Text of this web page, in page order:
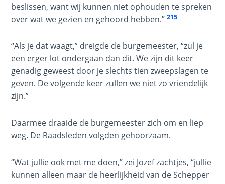
Hebrews:
Immigrating
Old
Covenant to
the New
James
to the
Tribes
Epistle of
John: The
beslissen, want wij kunnen niet ophouden te spreken
over wat we gezien en gehoord hebben.”215
“Als je dat waagt,” dreigde de burgemeester, “zul je
een erger lot ondergaan dan dit. We zijn dit keer
genadig geweest door je slechts tien zweepslagen te
geven. De volgende keer zullen we niet zo vriendelijk
zijn.”
Daarmee draaide de burgemeester zich om en liep
weg. De Raadsleden volgden gehoorzaam.
“Wat jullie ook met me doen,” zei Jozef zachtjes, “jullie
kunnen alleen maar de heerlijkheid van de Schepper